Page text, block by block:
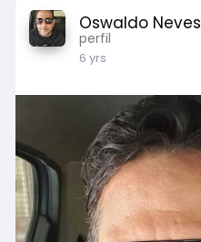
Oswaldo Neves
perfil
6 yrs